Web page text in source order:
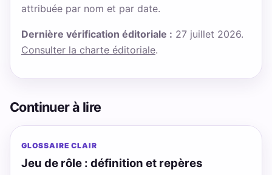
attribuée par nom et par date.
Dernière vérification éditoriale : 27 juillet 2026.
Consulter la charte éditoriale.
Continuer à lire
GLOSSAIRE CLAIR
Jeu de rôle : définition et repères